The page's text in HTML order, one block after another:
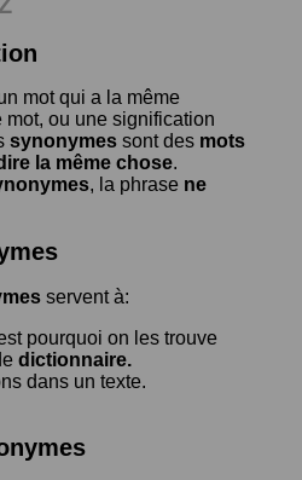
mot qui a la même
ou une signification
synonymes sont des mots
la même chose.
, la phrase ne
servent à:
pourquoi on les trouve
dictionnaire.
dans un texte.